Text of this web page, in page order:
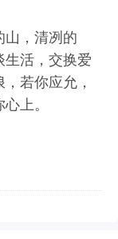
山，清冽的
生活，交换爱
若你应允，
上。